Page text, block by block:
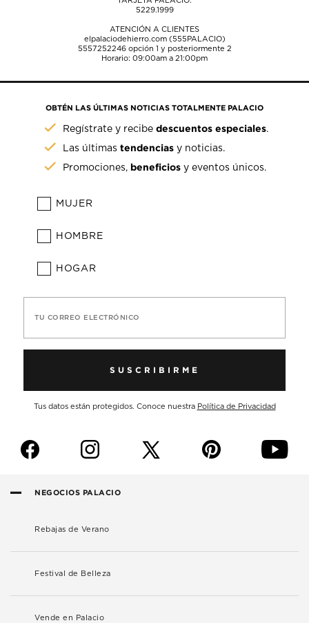
5229.1999
ATENCIÓN A CLIENTES
elpalaciodehierro.com (555PALACIO)
5557252246opción 1 y posteriormente 2
Horario: 09:00am a 21:00pm
OBTÉN LAS ÚLTIMAS NOTICIAS TOTALMENTE PALACIO
Regístrate y recibedescuentos especiales.
Las últimastendencias y noticias.
Promociones, beneficios y eventos únicos.
MUJER
HOMBRE
HOGAR
TU CORREO ELECTRÓNICO
SUSCRIBIRME
Tus datos están protegidos. Conoce nuestra Política de Privacidad
f i p y
NEGOCIOS PALACIO
Rebajas de Verano
Festival de Belleza
Vende en Palacio